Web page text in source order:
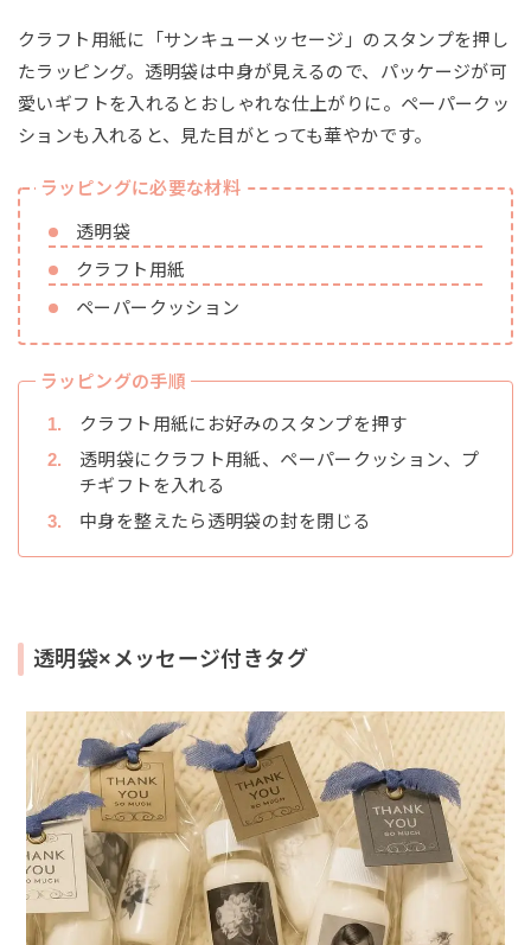
クラフト用紙に「サンキューメッセージ」のスタンプを押し
たラッピング。透明袋は中身が見えるので、パッケージが可
愛いギフトを入れるとおしゃれな仕上がりに。ペーパークッ
ションも入れると、見た目がとっても華やかです。
ラッピングに必要な材料
透明袋
クラフト用紙
ペーパークッション
ラッピングの手順
クラフト用紙にお好みのスタンプを押す
透明袋にクラフト用紙、ペーパークッション、プ
チギフトを入れる
中身を整えたら透明袋の封を閉じる
透明袋×メッセージ付きタグ